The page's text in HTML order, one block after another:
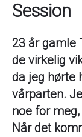
Session
23 år gamle
de virkelig
da jeg hørte
vårparten.
noe for
Når det